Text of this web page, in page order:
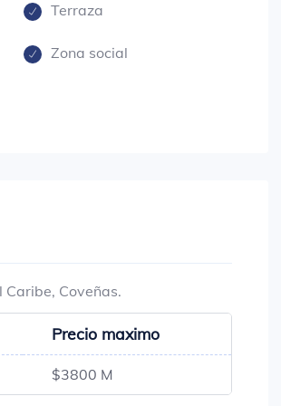
Terraza
Zona social
Coveñas.
Precio maximo
$3800 M